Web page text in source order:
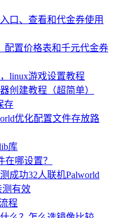
口、查看和代金券使用
配置价格表和千元代金券
linux游戏设置教程
创建教程（超简单）
存
优化配置文件存放路
库
在哪设置？
成功32人联机Palworld
测有效
程